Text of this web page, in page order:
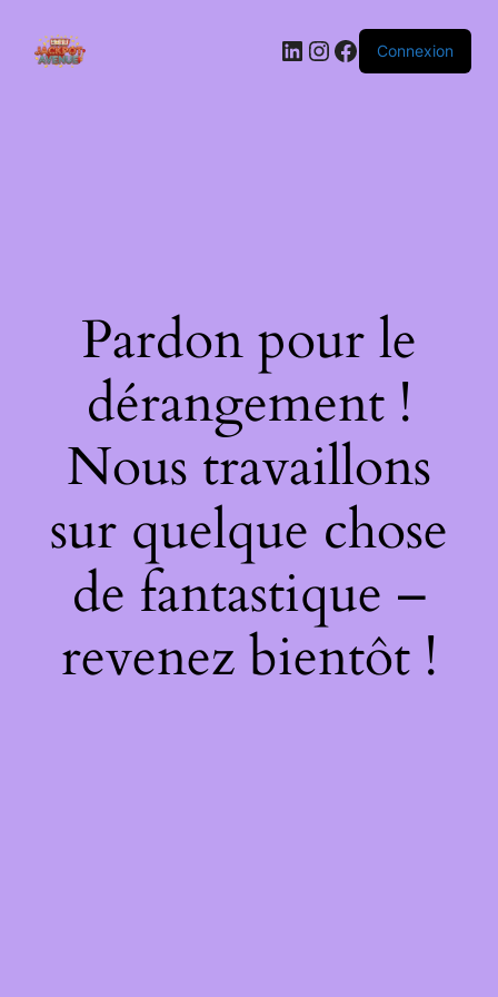
LinkedIn
Instagram
Facebook
Connexion
Pardon pour le
dérangement !
Nous travaillons
sur quelque chose
de fantastique –
revenez bientôt !